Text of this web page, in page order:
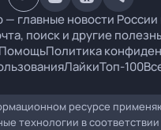
главные новости России
поиск и другие
Политика
ЛайкиТоп-100
ресурсе
технологии в соответствии